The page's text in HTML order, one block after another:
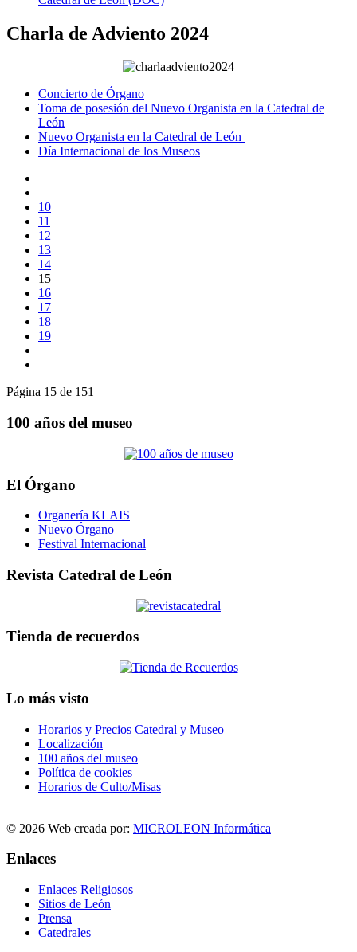
Charla de Adviento 2024
Concierto de Órgano
Toma de posesión del Nuevo Organista en la Catedral de
León
Nuevo Organista en la Catedral de León
Día Internacional de los Museos
10
11
12
13
14
15
16
17
18
19
Página 15 de 151
100 años del museo
El Órgano
Organería KLAIS
Nuevo Órgano
Festival Internacional
Revista Catedral de León
Tienda de recuerdos
Lo más visto
Horarios y Precios Catedral y Museo
Localización
100 años del museo
Política de cookies
Horarios de Culto/Misas
© 2026 Web creada por: MICROLEON Informática
Enlaces
Enlaces Religiosos
Sitios de León
Prensa
Catedrales